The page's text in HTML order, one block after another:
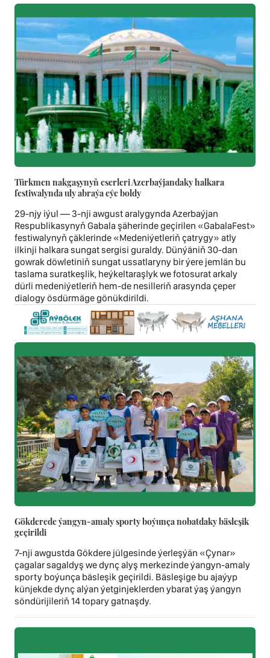
Türkmen nakgaşynyň eserleri Azerbaýjandaky halkara
festiwalynda uly abraýa eýe boldy
29-njy iýul — 3-nji awgust aralygynda Azerbaýjan
Respublikasynyň Gabala şäherinde geçirilen «GabalaFest»
festiwalynyň çäklerinde «Medeniýetleriň çatrygy» atly
ilkinji halkara sungat sergisi guraldy. Dünýäniň 30-dan
gowrak döwletiniň sungat ussatlaryny bir ýere jemlän bu
taslama suratkeşlik, heýkeltaraşlyk we fotosurat arkaly
dürli medeniýetleriň hem-de nesilleriň arasynda çeper
dialogy ösdürmäge gönükdirildi.
Gökderede ýangyn-amaly sporty boýunça nobatdaky bäsleşik
geçirildi
7-nji awgustda Gökdere jülgesinde ýerleşýän «Çynar»
çagalar sagaldyş we dynç alyş merkezinde ýangyn-amaly
sporty boýunça bäsleşik geçirildi. Bäsleşige bu ajaýyp
künjekde dynç alýan ýetginjeklerden ybarat ýaş ýangyn
söndürijileriň 14 topary gatnaşdy.